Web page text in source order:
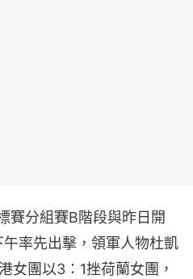
賽分組賽B階段與昨日開
率先出擊，領軍人物杜凱
女團以3：1挫荷蘭女團，